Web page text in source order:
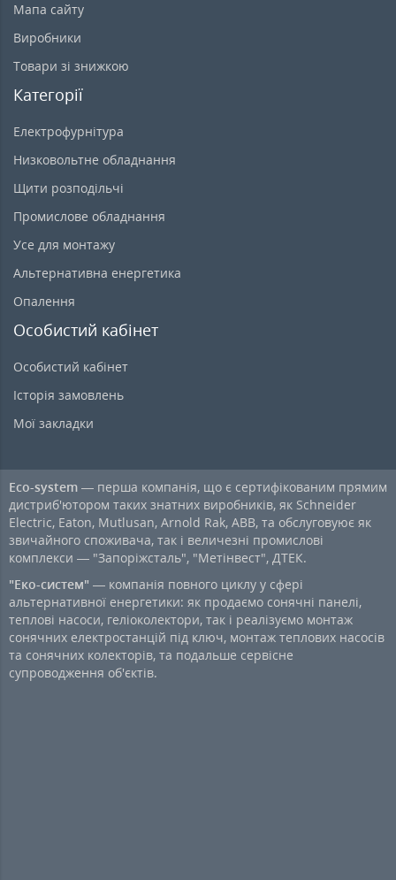
Мапа сайту
Виробники
Товари зі знижкою
Категорії
Електрофурнітура
Низковольтне обладнання
Щити розподільчі
Промислове обладнання
Усе для монтажу
Альтернативна енергетика
Опалення
Особистий кабінет
Особистий кабінет
Історія замовлень
Мої закладки
Eco-system — перша компанія, що є сертифікованим прямим
дистриб'ютором таких знатних виробників, як Schneider
Electric, Eaton, Mutlusan, Arnold Rak, ABB, та обслуговуює як
звичайного споживача, так і величезні промислові
комплекси — "Запоріжсталь", "Метінвест", ДТЕК.
"Еко-систем" — компанія повного циклу у сфері
альтернативної енергетики: як продаємо сонячні панелі,
теплові насоси, геліоколектори, так і реалізуємо монтаж
сонячних електростанцій під ключ, монтаж теплових насосів
та сонячних колекторів, та подальше сервісне
супроводження об'єктів.